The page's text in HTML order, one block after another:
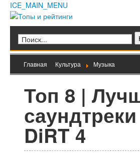
ICE_MAIN_MENU
Главная
Кино
Фильмы
Сериалы
Мультфильмы
Музыка
Книги
Животные
Растения
Космос
Человек
Архитектура
Транспорт
Главная Культура Музыка
Топ 8 |
DiRT 4